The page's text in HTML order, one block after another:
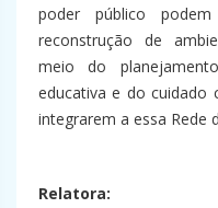
poder público
reconstrução de
meio do
educativa e do cuidado
integrarem a essa Rede
Relatora: